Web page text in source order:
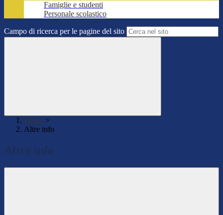
Famiglie e studenti
Personale scolastico
Campo di ricerca per le pagine del sito
Home >
Altre info
Altre info